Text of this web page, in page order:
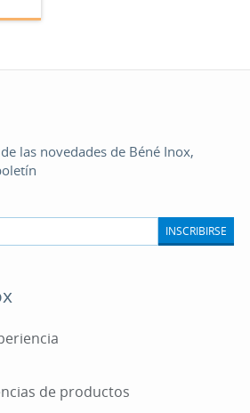
las novedades de Béné Inox,
INSCRIBIRSE
de productos